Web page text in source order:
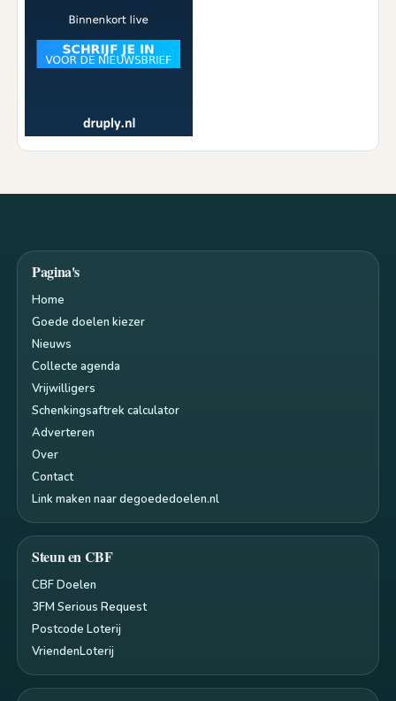
Pagina's
Home
Goede doelen kiezer
Nieuws
Collecte agenda
Vrijwilligers
Schenkingsaftrek calculator
Adverteren
Over
Contact
Link maken naar degoededoelen.nl
Steun en CBF
CBF Doelen
3FM Serious Request
Postcode Loterij
VriendenLoterij